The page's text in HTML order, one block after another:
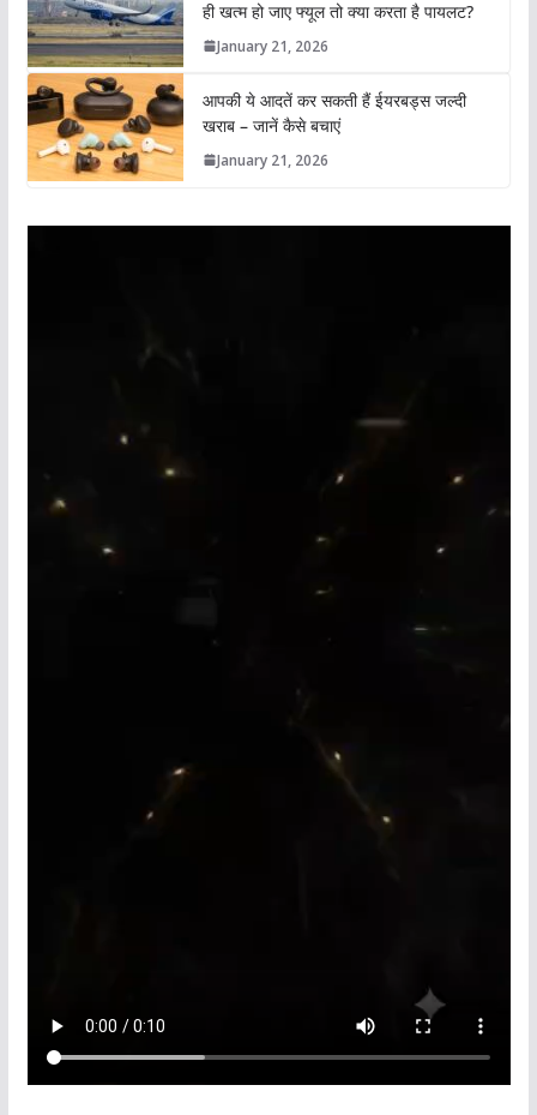
ही खत्म हो जाए फ्यूल तो क्या करता है पायलट?
January 21, 2026
आपकी ये आदतें कर सकती हैं ईयरबड्स जल्दी
खराब – जानें कैसे बचाएं
January 21, 2026